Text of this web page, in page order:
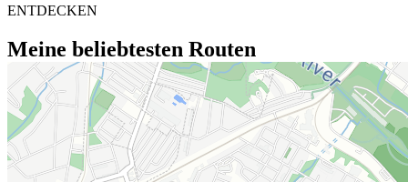
ENTDECKEN
Meine beliebtesten Routen